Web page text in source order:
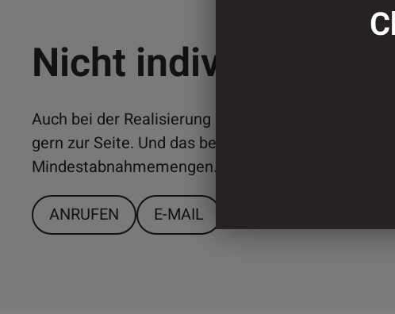
Nicht individuell
Auch bei der Realisierung individueller Lösungen
gern zur Seite. Und das bereits ab relativ geringen
Mindestabnahmemengen. Sprechen Sie uns an.
ANRUFEN E-MAIL